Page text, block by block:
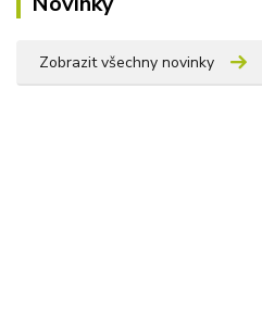
Zobrazit všechny novinky